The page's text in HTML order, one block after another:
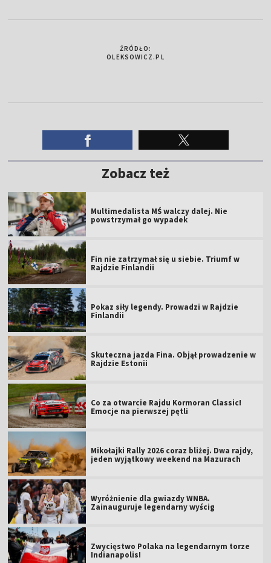
ŹRÓDŁO:
OLEKSOWICZ.PL
Zobacz też
Multimedalista MŚ walczy dalej. Nie
powstrzymał go wypadek
Fin nie zatrzymał się u siebie. Triumf w
Rajdzie Finlandii
Pokaz siły legendy. Prowadzi w Rajdzie
Finlandii
Skuteczna jazda Fina. Objął prowadzenie w
Rajdzie Estonii
Co za otwarcie Rajdu Kormoran Classic!
Emocje na pierwszej pętli
Mikołajki Rally 2026 coraz bliżej. Dwa rajdy,
jeden wyjątkowy weekend na Mazurach
Wyróżnienie dla gwiazdy WNBA.
Zainauguruje legendarny wyścig
Zwycięstwo Polaka na legendarnym torze
Indianapolis!